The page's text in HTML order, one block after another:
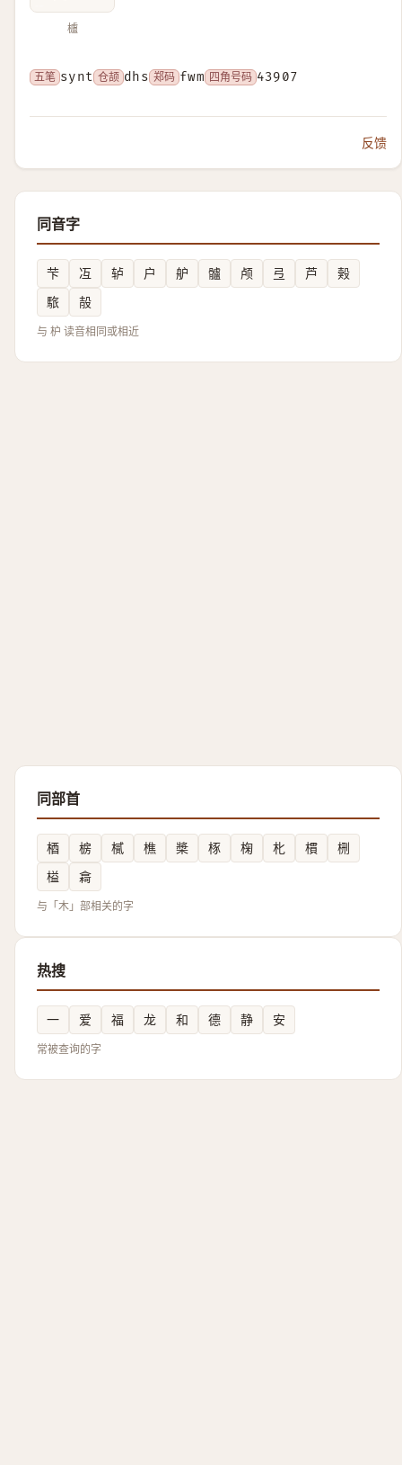
櫨
五笔 synt 仓颉 dhs 郑码 fwm 四角号码 43907
反馈
同音字
芐 冱 轳 户 舮 髗 颅 弖 芦
㺉
䮉
㱿
与 枦 读音相同或相近
同部首
梄 椖 樲 樵 槳 㭬 椈 朼 樌
㭢
榏
樖
与「木」部相关的字
热搜
一 爱 福 龙 和 德 静 安
常被查询的字